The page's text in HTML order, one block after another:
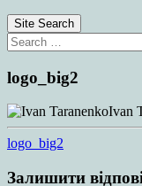
Site Search
Search
for:
logo_big2
Ivan
logo_big2
Залишити